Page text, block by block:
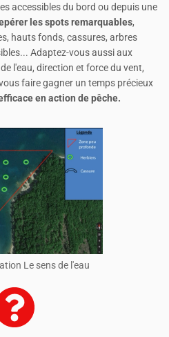
accessibles du bord ou depuis une
les spots remarquables,
hauts fonds, cassures, arbres
Adaptez-vous aussi aux
l'eau, direction et force du vent,
faire gagner un temps précieux
en action de pêche.
Le sens de l'eau